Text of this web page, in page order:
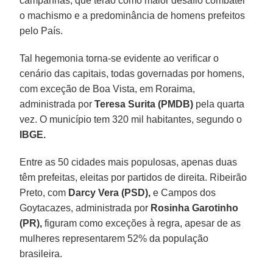
o machismo e a predominância de homens prefeitos
pelo País.
Tal hegemonia torna-se evidente ao verificar o
cenário das capitais, todas governadas por homens,
com exceção de Boa Vista, em Roraima,
administrada porTeresa Surita (PMDB) pela quarta
vez. O município tem 320 mil habitantes, segundo o
IBGE.
Entre as 50 cidades mais populosas, apenas duas
têm prefeitas, eleitas por partidos de direita. Ribeirão
Preto, com Darcy Vera (PSD), e Campos dos
Goytacazes, administrada por Rosinha Garotinho
(PR), figuram como exceções à regra, apesar de as
mulheres representarem 52% da população
brasileira.